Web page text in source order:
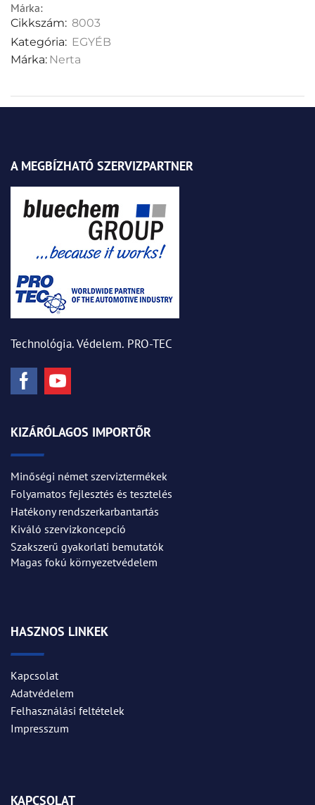
Márka:
Cikkszám: 8003
Kategória: EGYÉB
Márka: Nerta
A MEGBÍZHATÓ SZERVIZPARTNER
Technológia. Védelem. PRO-TEC
KIZÁRÓLAGOS IMPORTŐR
Minőségi német szerviztermékek
Folyamatos fejlesztés és tesztelés
Hatékony rendszerkarbantartás
Kiváló szervizkoncepció
Szakszerű gyakorlati bemutatók
Magas fokú környezetvédelem
HASZNOS LINKEK
Kapcsolat
Adatvédelem
Felhasználási feltételek
Impresszum
KAPCSOLAT